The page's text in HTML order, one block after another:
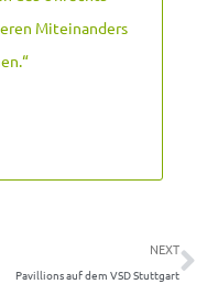
Miteinanders
“
NEXT
Pavillions auf dem VSD Stuttgart